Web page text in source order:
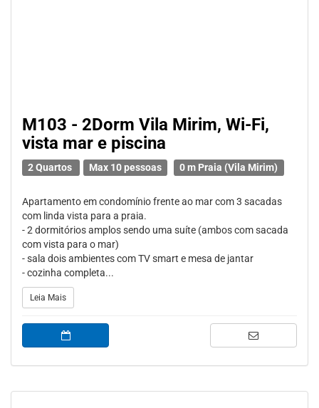
M103 - 2Dorm Vila Mirim, Wi-Fi,
vista mar e piscina
2 Quartos Max 10 pessoas 0 m Praia (Vila Mirim)
Apartamento em condomínio frente ao mar com 3 sacadas
com linda vista para a praia.
- 2 dormitórios amplos sendo uma suíte (ambos com sacada
com vista para o mar)
- sala dois ambientes com TV smart e mesa de jantar
- cozinha completa...
Leia Mais